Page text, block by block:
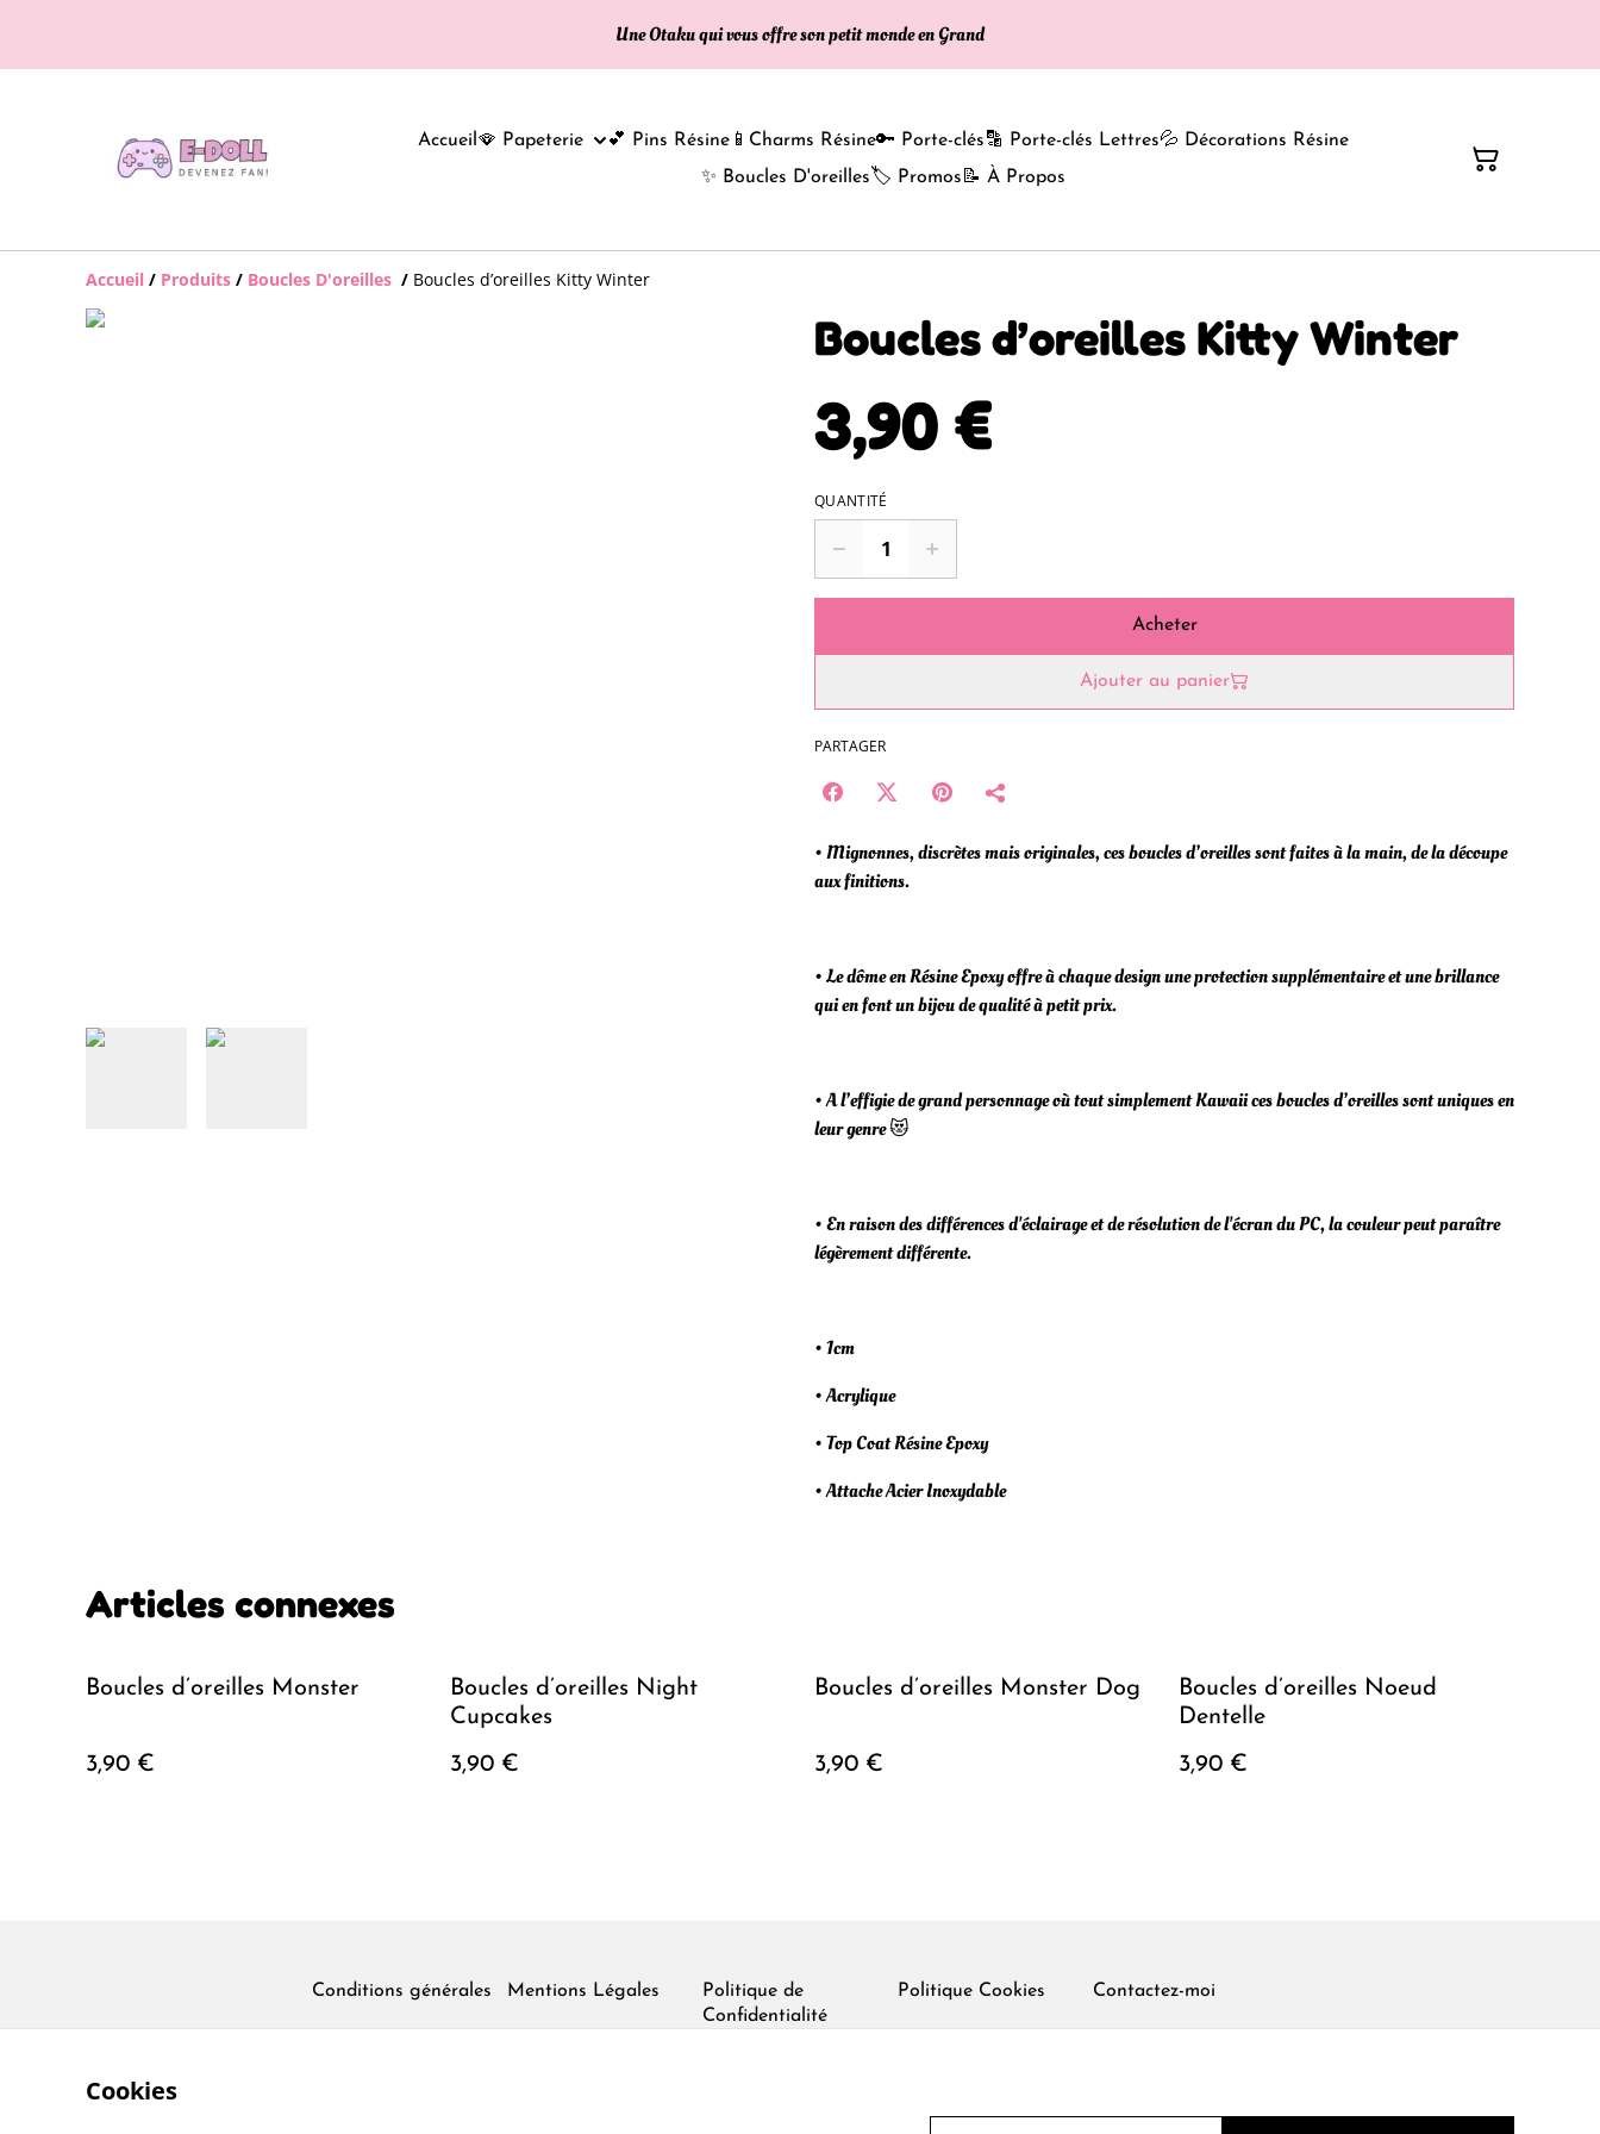
Une Otaku qui vous offre son petit monde en Grand
Accueil 🪭 Papeterie 💕 Pins Résine 📱Charms Résine🔑 Porte-clés🔡 Porte-clés Lettres💦 Décorations Résine
✨ Boucles D'oreilles 🏷️ Promos 📝 À Propos
Accueil / Produits / Boucles D'oreilles / Boucles d’oreilles Kitty Winter
Boucles d’oreilles Kitty Winter
3,90 €
QUANTITÉ
Acheter
Ajouter au panier
PARTAGER
• Mignonnes, discrètes mais originales, ces boucles d’oreilles sont faites à la main, de la découpe
aux finitions.
• Le dôme en Résine Epoxy offre à chaque design une protection supplémentaire et une brillance
qui en font un bijou de qualité à petit prix.
• A l’effigie de grand personnage où tout simplement Kawaii ces boucles d’oreilles sont uniques en
leur genre 😻
• En raison des différences d'éclairage et de résolution de l'écran du PC, la couleur peut paraître
légèrement différente.
• 1cm
• Acrylique
• Top Coat Résine Epoxy
• Attache Acier Inoxydable
Articles connexes
Boucles d’oreilles Monster
3,90 €
Boucles d’oreilles Night
Cupcakes
3,90 €
Boucles d’oreilles Monster Dog
3,90 €
Boucles d’oreilles Noeud
Dentelle
3,90 €
Conditions générales Mentions Légales
Politique de
Confidentialité
Politique Cookies Contactez-moi
Cookies